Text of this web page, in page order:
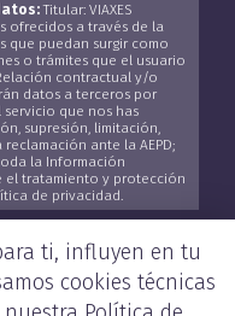
Titular: VIAXES
ofrecidos a través de la
que puedan surgir como
o trámites que el usuario
contractual y/o
datos a terceros por
que nos has
supresión, limitación,
ante la AEPD;
la Información
el tratamiento y protección
de privacidad.
ti, influyen en tu
cookies técnicas